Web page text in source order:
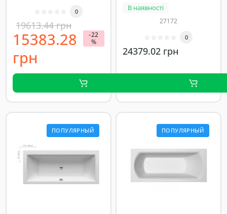
0
19613.44 грн
-22
%
15383.28
грн
В наявності
27172
0
24379.02 грн
ПОПУЛЯРНЫЙ ПОПУЛЯРНЫЙ